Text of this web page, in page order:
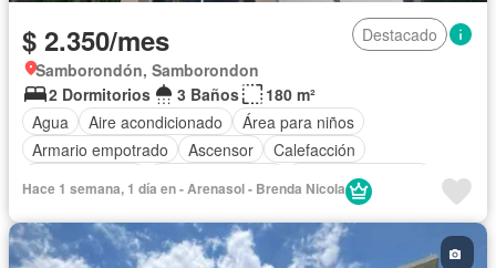
$ 2.350/mes
Destacado
Samborondón, Samborondon
2 Dormitorios
3 Baños
180 m²
Agua
Aire acondicionado
Área para niños
Armario empotrado
Ascensor
Calefacción
Cuarto de servicio
Garita de guardianía
Piscina
Vista panorámica
Completamente amoblado
Hace 1 semana, 1 día en - Arenasol - Brenda Nicola